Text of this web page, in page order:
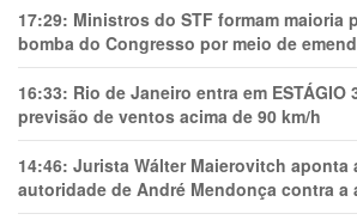
17:29: Ministros do STF formam maioria
bomba do Congresso por meio de
16:33: Rio de Janeiro entra em ESTÁGIO
previsão de ventos acima de 90 km/h
14:46: Jurista Wálter Maierovitch aponta
autoridade de André Mendonça contra a